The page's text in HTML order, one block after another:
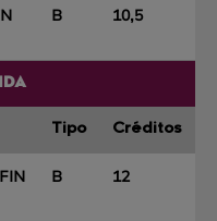
B 10,5
Tipo Créditos
B 12